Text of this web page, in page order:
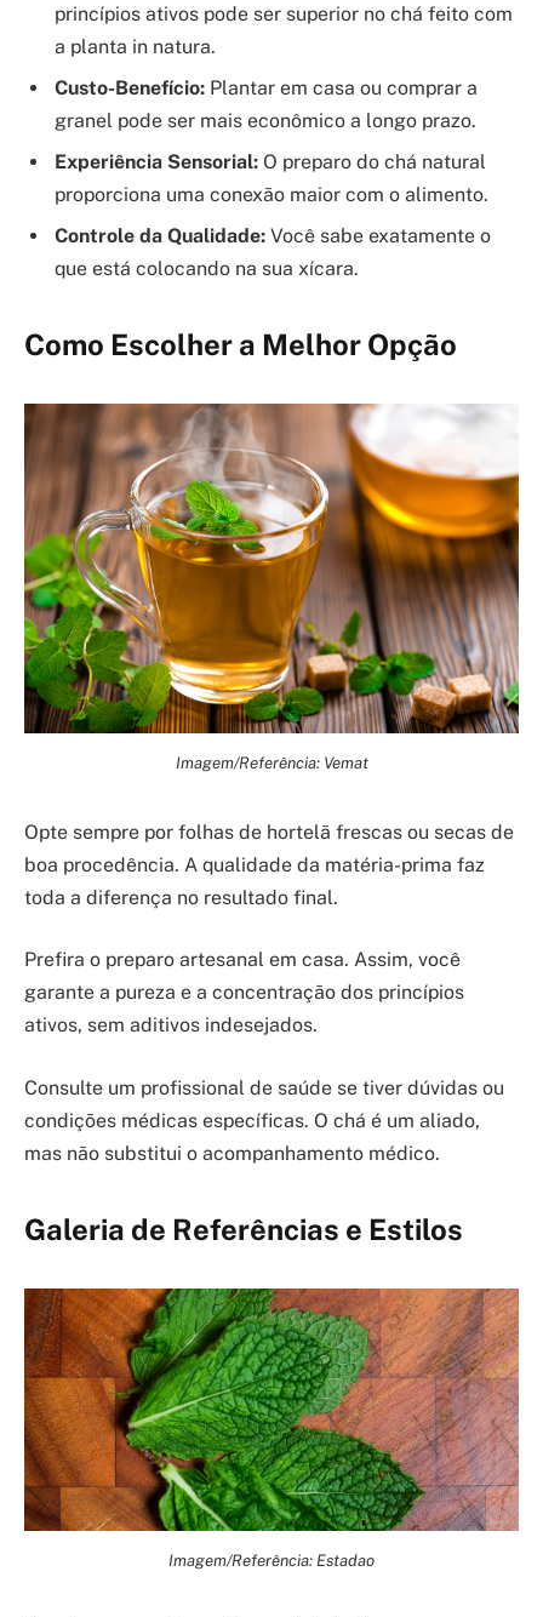
princípios ativos pode ser superior no chá feito com
a planta in natura.
Custo-Benefício: Plantar em casa ou comprar a
granel pode ser mais econômico a longo prazo.
Experiência Sensorial: O preparo do chá natural
proporciona uma conexão maior com o alimento.
Controle da Qualidade: Você sabe exatamente o
que está colocando na sua xícara.
Como Escolher a Melhor Opção
Imagem/Referência: Vemat
Opte sempre por folhas de hortelã frescas ou secas de
boa procedência. A qualidade da matéria-prima faz
toda a diferença no resultado final.
Prefira o preparo artesanal em casa. Assim, você
garante a pureza e a concentração dos princípios
ativos, sem aditivos indesejados.
Consulte um profissional de saúde se tiver dúvidas ou
condições médicas específicas. O chá é um aliado,
mas não substitui o acompanhamento médico.
Galeria de Referências e Estilos
Imagem/Referência: Estadao